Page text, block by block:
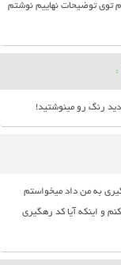
توضيحات نهاييم نوشتم
:
رنگ رو مینوشتید!
به من داد ميخواستم
و اينكه آيا كد رهگيري